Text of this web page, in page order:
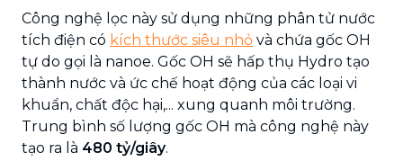
Công nghệ lọc này sử dụng những phân tử nước
tích điện có kích thước siêu nhỏ và chứa gốc OH
tự do gọi là nanoe. Gốc OH sẽ hấp thụ Hydro tạo
thành nước và ức chế hoạt động của các loại vi
khuẩn, chất độc hại,... xung quanh môi trường.
Trung bình số lượng gốc OH mà công nghệ này
tạo ra là 480 tỷ/giây.